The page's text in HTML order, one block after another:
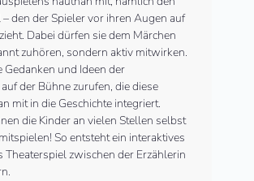
den der Spieler vor ihren Augen auf
Dabei dürfen sie dem Märchen
zuhören, sondern aktiv mitwirken.
Gedanken und Ideen der
der Bühne zurufen, die diese
mit in die Geschichte integriert.
die Kinder an vielen Stellen selbst
So entsteht ein interaktives
Theaterspiel zwischen der Erzählerin